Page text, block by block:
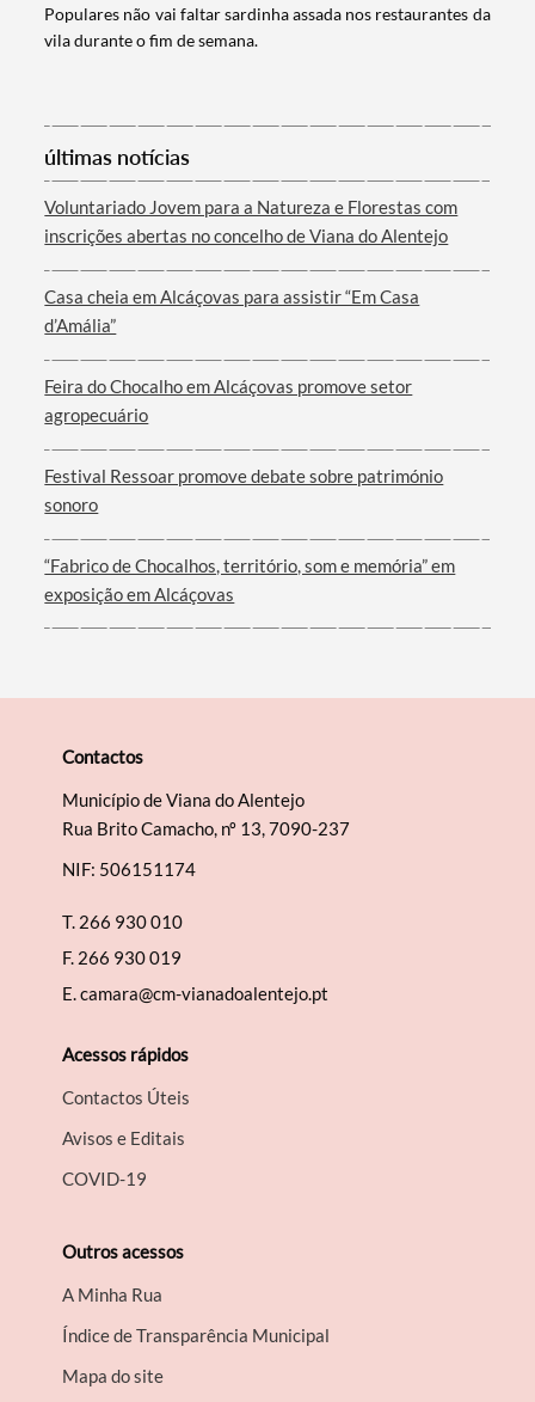
Populares não vai faltar sardinha assada nos restaurantes da
vila durante o fim de semana.
últimas notícias
Voluntariado Jovem para a Natureza e Florestas com
inscrições abertas no concelho de Viana do Alentejo
Casa cheia em Alcáçovas para assistir “Em Casa
d’Amália”
Feira do Chocalho em Alcáçovas promove setor
agropecuário
Festival Ressoar promove debate sobre património
sonoro
“Fabrico de Chocalhos, território, som e memória” em
exposição em Alcáçovas
Contactos
Município de Viana do Alentejo
Rua Brito Camacho, nº 13, 7090-237
NIF: 506151174
T. 266 930 010
F. 266 930 019
E.camara@cm-vianadoalentejo.pt
Acessos rápidos
Contactos Úteis
Avisos e Editais
COVID-19
Outros acessos
A Minha Rua
Índice de Transparência Municipal
Mapa do site